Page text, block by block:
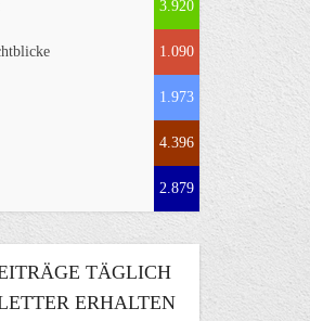
3.920
1.090
1.973
4.396
2.879
TÄGLICH
ERHALTEN